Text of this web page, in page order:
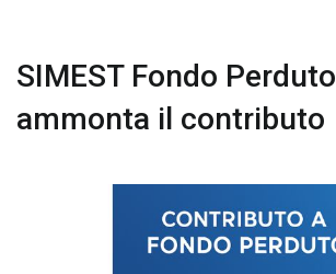
SIMEST Fondo Perduto
ammonta il contributo